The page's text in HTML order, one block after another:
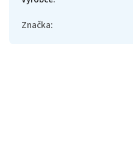
Značka: